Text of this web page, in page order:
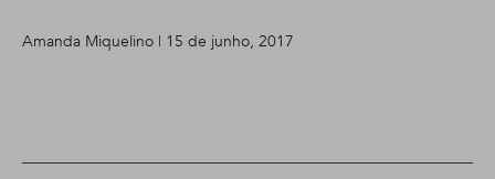
Amanda Miquelino | 15 de junho, 2017